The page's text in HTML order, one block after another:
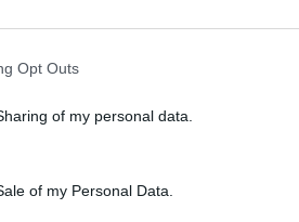
Opt Outs
of my personal data.
of my Personal Data.